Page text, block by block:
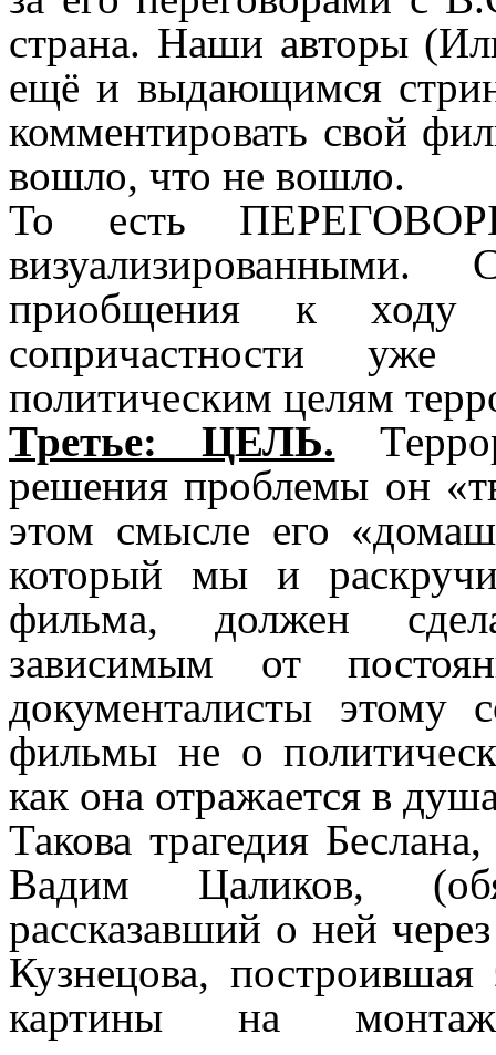
страна. Наши авторы
ещё и выдающимся
комментировать свой
вошло, что не вошло.
То есть
приобщения к ходу
сопричастности
политическим целям
Третье: ЦЕЛЬ.
решения проблемы он
этом смысле его
который мы и
фильма, должен
зависимым от
документалисты этому
фильмы не о
как она отражается в
Такова трагедия
Вадим Цаликов,
рассказавший о ней
Кузнецова,
картины на